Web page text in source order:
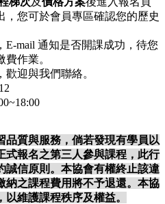
，您可於會員專區確認您的歷史
mail 通知是否開課成功，待您
作業。
迎與我們聯絡。
品質與服務，倘若發現有學員以
式報名之第三人參與課程，此行
誠信原則。本協會有權終止該違
納之課程費用將不予退還。本協
維護課程秩序及權益。